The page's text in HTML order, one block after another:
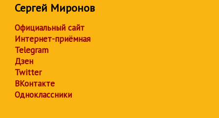
Сергей Миронов
Официальный сайт
Интернет-приёмная
Telegram
Дзен
Twitter
ВКонтакте
Одноклассники